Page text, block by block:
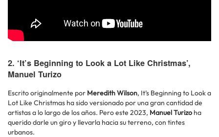
2. ‘It’s Beginning to Look a Lot Like Christmas’,
Manuel Turizo
Escrito originalmente por Meredith Wilson, It’s Beginning to Look a
Lot Like Christmas ha sido versionado por una gran cantidad de
artistas a lo largo de los años. Pero este 2023, Manuel Turizo ha
querido darle un giro y llevarla hacia su terreno, con tintes
urbanos.